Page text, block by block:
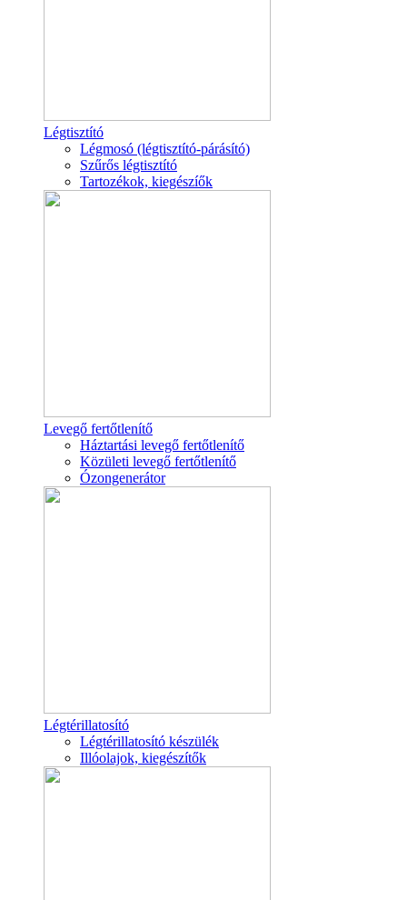
Légtisztító
Légmosó (légtisztító-párásító)
Szűrős légtisztító
Tartozékok, kiegészíők
Levegő fertőtlenítő
Háztartási levegő fertőtlenítő
Közületi levegő fertőtlenítő
Ózongenerátor
Légtérillatosító
Légtérillatosító készülék
Illóolajok, kiegészítők